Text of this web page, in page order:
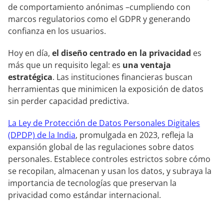
de comportamiento anónimas –cumpliendo con
marcos regulatorios como el GDPR y generando
confianza en los usuarios.
Hoy en día, el diseño centrado en la privacidad es
más que un requisito legal: es una ventaja
estratégica. Las instituciones financieras buscan
herramientas que minimicen la exposición de datos
sin perder capacidad predictiva.
La Ley de Protección de Datos Personales Digitales
(DPDP) de la India, promulgada en 2023, refleja la
expansión global de las regulaciones sobre datos
personales. Establece controles estrictos sobre cómo
se recopilan, almacenan y usan los datos, y subraya la
importancia de tecnologías que preservan la
privacidad como estándar internacional.